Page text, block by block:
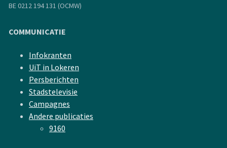
BE 0212 194 131 (OCMW)
COMMUNICATIE
Infokranten
UiT in Lokeren
Persberichten
Stadstelevisie
Campagnes
Andere publicaties
9160